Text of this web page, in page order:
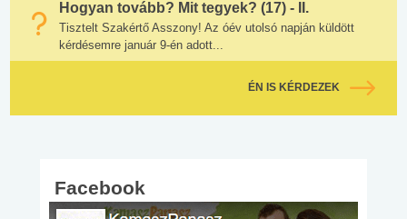
Hogyan tovább? Mit tegyek? (17) - II.
Tisztelt Szakértő Asszony! Az óév utolsó napján küldött
kérdésemre január 9-én adott...
ÉN IS KÉRDEZEK
Facebook